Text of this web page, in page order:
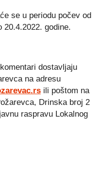
se u periodu počev od
20.4.2022. godine.
dostavljaju
na adresu
ili poštom na
Drinska broj 2
raspravu Lokalnog